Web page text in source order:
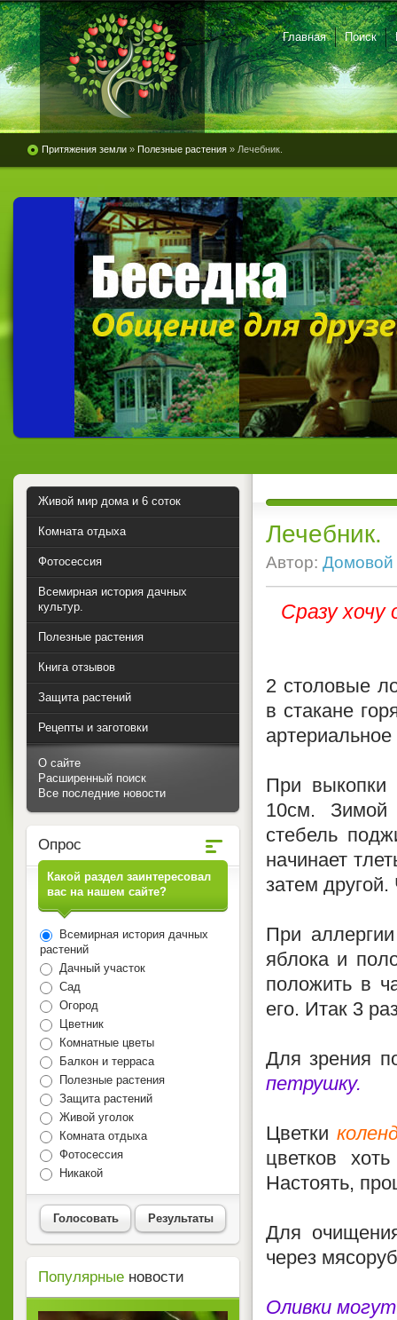
Главная Поиск
Притяжения земли » Полезные растения » Лечебник.
Лечебник.
Автор: Домовой
Сразу
2 столовые
в стакане
При выкопки
10см. Зимой
стебель
начинает
затем
При
яблока и
положить в
его. Итак 3
Для зрения
петрушку.
Цветки
цветков
Настоять,
Для
через
Оливки
Живой мир дома и 6 соток
Комната отдыха
Фотосессия
Всемирная история дачных
культур.
Полезные растения
Книга отзывов
Защита растений
Рецепты и заготовки
О сайте
Расширенный поиск
Все последние новости
Опрос
Какой раздел заинтересовал
вас на нашем сайте?
Всемирная история дачных
растений
Дачный участок
Сад
Огород
Цветник
Комнатные цветы
Балкон и терраса
Полезные растения
Защита растений
Живой уголок
Комната отдыха
Фотосессия
Никакой
Голосовать Результаты
Популярные новости